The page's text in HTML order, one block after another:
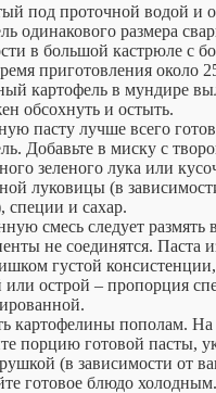
под проточной водой и
одинакового размера
в большой кастрюле с
приготовления около
картофель в мундире
обсохнуть и остыть.
пасту лучше всего
Добавьте в миску с
зеленого лука или
луковицы (в
специи и сахар.
смесь следует размять
не соединятся. Паста
густой
или острой – пропорция
картофелины пополам.
порцию готовой пасты,
(в зависимости от
готовое блюдо холодным.